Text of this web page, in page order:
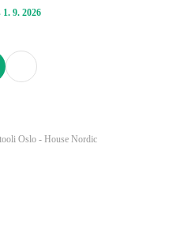
9. 2026
Oslo - House Nordic